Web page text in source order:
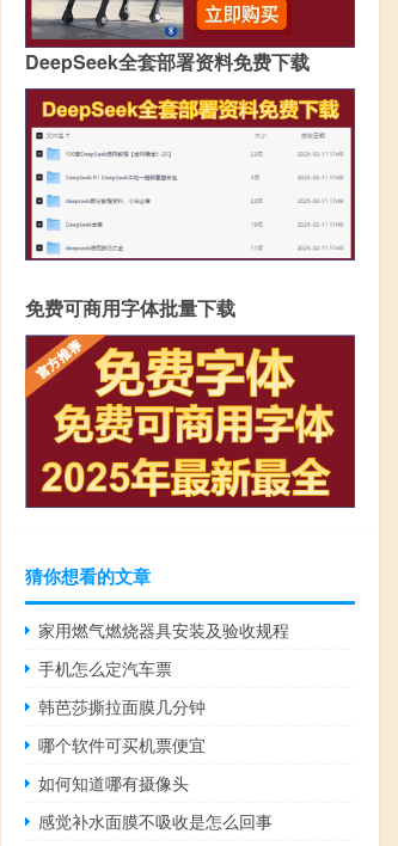
DeepSeek全套部署资料免费下载
免费可商用字体批量下载
猜你想看的文章
家用燃气燃烧器具安装及验收规程
手机怎么定汽车票
韩芭莎撕拉面膜几分钟
哪个软件可买机票便宜
如何知道哪有摄像头
感觉补水面膜不吸收是怎么回事